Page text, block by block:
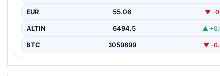
EUR 55.06 ▼ -
ALTIN 6494.5 ▲
BTC 3059899 ▼ -